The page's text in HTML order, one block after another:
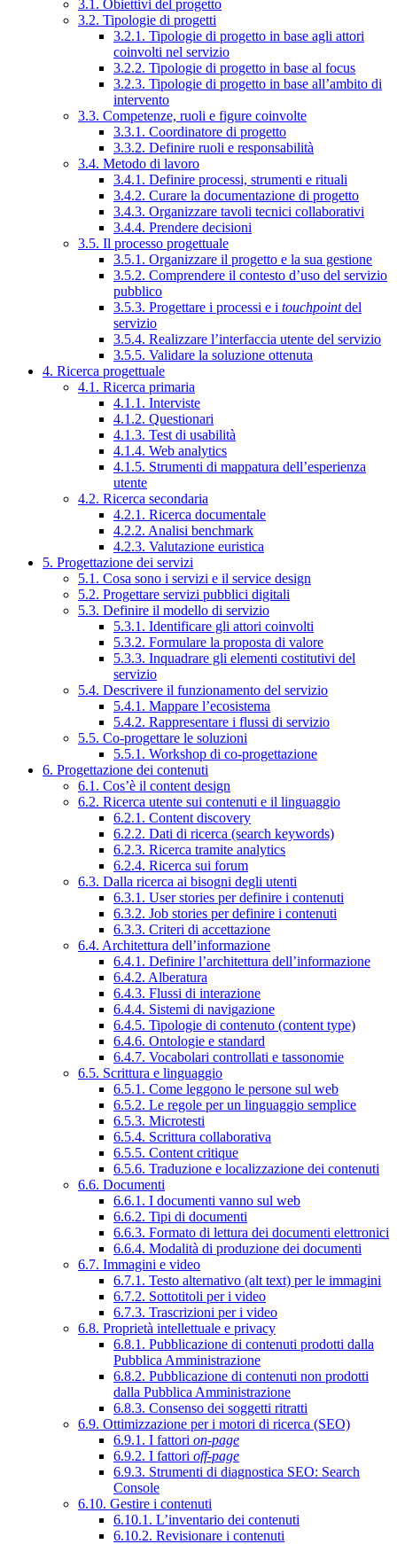
3.1. Obiettivi del progetto
3.2. Tipologie di progetti
3.2.1. Tipologie di progetto in base agli attori
coinvolti nel servizio
3.2.2. Tipologie di progetto in base al focus
3.2.3. Tipologie di progetto in base all’ambito di
intervento
3.3. Competenze, ruoli e figure coinvolte
3.3.1. Coordinatore di progetto
3.3.2. Definire ruoli e responsabilità
3.4. Metodo di lavoro
3.4.1. Definire processi, strumenti e rituali
3.4.2. Curare la documentazione di progetto
3.4.3. Organizzare tavoli tecnici collaborativi
3.4.4. Prendere decisioni
3.5. Il processo progettuale
3.5.1. Organizzare il progetto e la sua gestione
3.5.2. Comprendere il contesto d’uso del servizio
pubblico
3.5.3. Progettare i processi e i touchpointdel
servizio
3.5.4. Realizzare l’interfaccia utente del servizio
3.5.5. Validare la soluzione ottenuta
4. Ricerca progettuale
4.1. Ricerca primaria
4.1.1. Interviste
4.1.2. Questionari
4.1.3. Test di usabilità
4.1.4. Web analytics
4.1.5. Strumenti di mappatura dell’esperienza
utente
4.2. Ricerca secondaria
4.2.1. Ricerca documentale
4.2.2. Analisi benchmark
4.2.3. Valutazione euristica
5. Progettazione dei servizi
5.1. Cosa sono i servizi e il service design
5.2. Progettare servizi pubblici digitali
5.3. Definire il modello di servizio
5.3.1. Identificare gli attori coinvolti
5.3.2. Formulare la proposta di valore
5.3.3. Inquadrare gli elementi costitutivi del
servizio
5.4. Descrivere il funzionamento del servizio
5.4.1. Mappare l’ecosistema
5.4.2. Rappresentare i flussi di servizio
5.5. Co-progettare le soluzioni
5.5.1. Workshop di co-progettazione
6. Progettazione dei contenuti
6.1. Cos’è il content design
6.2. Ricerca utente sui contenuti e il linguaggio
6.2.1. Content discovery
6.2.2. Dati di ricerca (search keywords)
6.2.3. Ricerca tramite analytics
6.2.4. Ricerca sui forum
6.3. Dalla ricerca ai bisogni degli utenti
6.3.1. User stories per definire i contenuti
6.3.2. Job stories per definire i contenuti
6.3.3. Criteri di accettazione
6.4. Architettura dell’informazione
6.4.1. Definire l’architettura dell’informazione
6.4.2. Alberatura
6.4.3. Flussi di interazione
6.4.4. Sistemi di navigazione
6.4.5. Tipologie di contenuto (content type)
6.4.6. Ontologie e standard
6.4.7. Vocabolari controllati e tassonomie
6.5. Scrittura e linguaggio
6.5.1. Come leggono le persone sul web
6.5.2. Le regole per un linguaggio semplice
6.5.3. Microtesti
6.5.4. Scrittura collaborativa
6.5.5. Content critique
6.5.6. Traduzione e localizzazione dei contenuti
6.6. Documenti
6.6.1. I documenti vanno sul web
6.6.2. Tipi di documenti
6.6.3. Formato di lettura dei documenti elettronici
6.6.4. Modalità di produzione dei documenti
6.7. Immagini e video
6.7.1. Testo alternativo (alt text) per le immagini
6.7.2. Sottotitoli per i video
6.7.3. Trascrizioni per i video
6.8. Proprietà intellettuale e privacy
6.8.1. Pubblicazione di contenuti prodotti dalla
Pubblica Amministrazione
6.8.2. Pubblicazione di contenuti non prodotti
dalla Pubblica Amministrazione
6.8.3. Consenso dei soggetti ritratti
6.9. Ottimizzazione per i motori di ricerca (SEO)
6.9.1. I fattori on-page
6.9.2. I fattori off-page
6.9.3. Strumenti di diagnostica SEO: Search
Console
6.10. Gestire i contenuti
6.10.1. L’inventario dei contenuti
6.10.2. Revisionare i contenuti